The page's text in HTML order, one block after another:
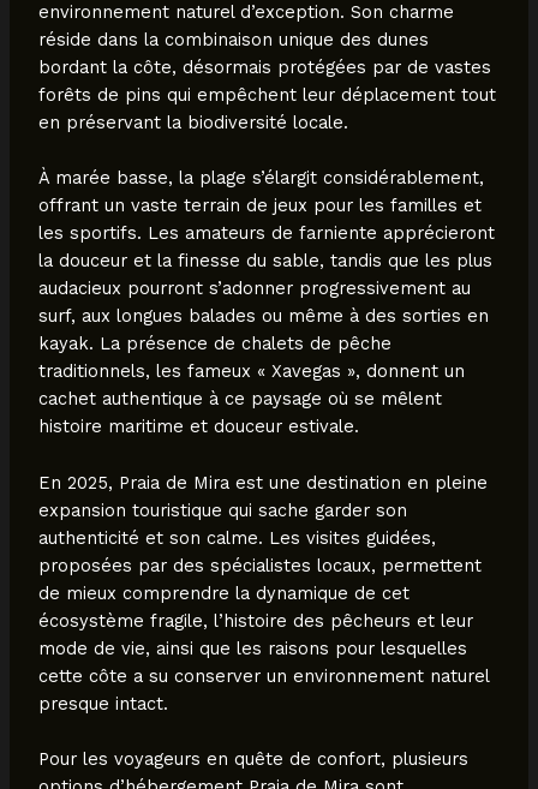
environnement naturel d’exception. Son charme
réside dans la combinaison unique des dunes
bordant la côte, désormais protégées par de vastes
forêts de pins qui empêchent leur déplacement tout
en préservant la biodiversité locale.
À marée basse, la plage s’élargit considérablement,
offrant un vaste terrain de jeux pour les familles et
les sportifs. Les amateurs de farniente apprécieront
la douceur et la finesse du sable, tandis que les plus
audacieux pourront s’adonner progressivement au
surf, aux longues balades ou même à des sorties en
kayak. La présence de chalets de pêche
traditionnels, les fameux « Xavegas », donnent un
cachet authentique à ce paysage où se mêlent
histoire maritime et douceur estivale.
En 2025, Praia de Mira est une destination en pleine
expansion touristique qui sache garder son
authenticité et son calme. Les visites guidées,
proposées par des spécialistes locaux, permettent
de mieux comprendre la dynamique de cet
écosystème fragile, l’histoire des pêcheurs et leur
mode de vie, ainsi que les raisons pour lesquelles
cette côte a su conserver un environnement naturel
presque intact.
Pour les voyageurs en quête de confort, plusieurs